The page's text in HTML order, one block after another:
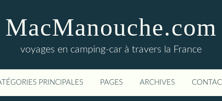
MacManouche.com
voyages en camping-car à travers la France
PRINCIPALES PAGES ARCHIVES